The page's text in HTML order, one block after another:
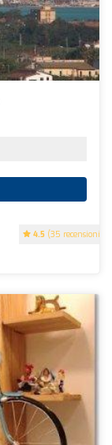
4.5 (35 recensioni)